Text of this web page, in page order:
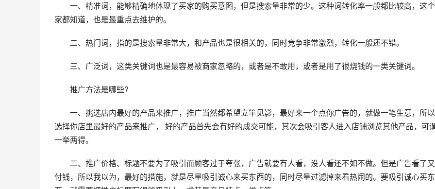
一、精准词，能够精确地体现了买家的购买意图，但是搜索量非常的少。这种词转化率一般都比较高，这
家都知道，也是最重点去维护的。
二、热门词，指的是搜索量非常大，和产品也是很相关的，同时竞争非常激烈，转化一般还不错。
三、广泛词，这类关键词也是最容易被商家忽略的，或者是不敢用，或者是用了很烧钱的一类关键词。
推广方法是哪些?
一、挑选店内最好的产品来推广，推广当然都希望立竿见影，最好来一个点你广告的，就做一笔生意，所
选择你店里最好的产品来推广， 好的产品首先会有好的成交可能，其次会吸引客人进入店铺浏览其他产品，可
一举两得。
二、推广价格、标题不要为了吸引而顾客过于夸张，广告就要有人看，没人看还不如不做。但是广告看了
付钱，所以我以为，最好的措施，就是尽量吸引诚心来买东西的，同时尽量过滤掉来看热闹的。要吸引诚心买东